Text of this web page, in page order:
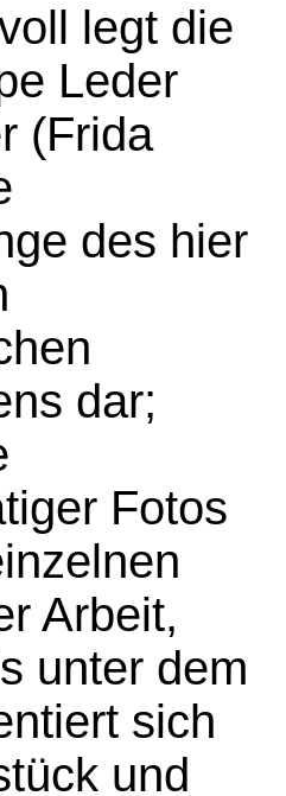
legt die
Leder
(Frida
des hier
dar;
Fotos
Arbeit,
unter dem
sich
und